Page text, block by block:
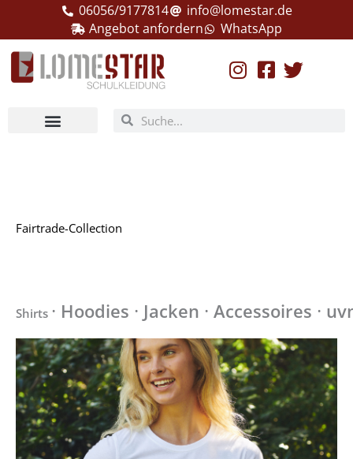
springen
06056/9177814
info@lomestar.de
Angebot anfordern
WhatsApp
SucheSuche
Fairtrade-Collection
Shirts · Hoodies · Jacken · Accessoires ·